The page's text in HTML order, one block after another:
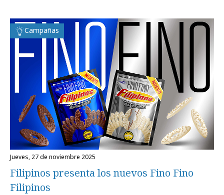
Campañas
jueves, 27 de noviembre 2025
Filipinos presenta los nuevos Fino Fino
Filipinos